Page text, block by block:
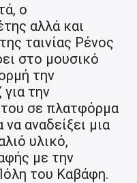
ο
αλλά και
ταινίας Ρένος
στο μουσικό
την
την
του σε πλατφόρμα
να αναδείξει μια
υλικό,
με την
του Καβάφη.